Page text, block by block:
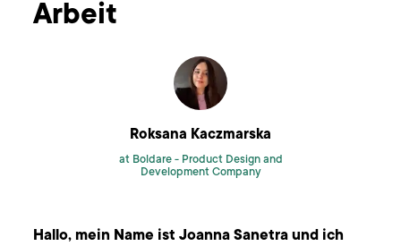
Arbeit
Roksana Kaczmarska
at Boldare - Product Design and
Development Company
Hallo, mein Name ist Joanna Sanetra und ich